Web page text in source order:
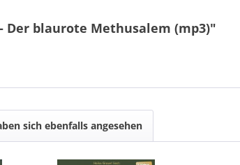
Der blaurote Methusalem (mp3)"
sich ebenfalls angesehen